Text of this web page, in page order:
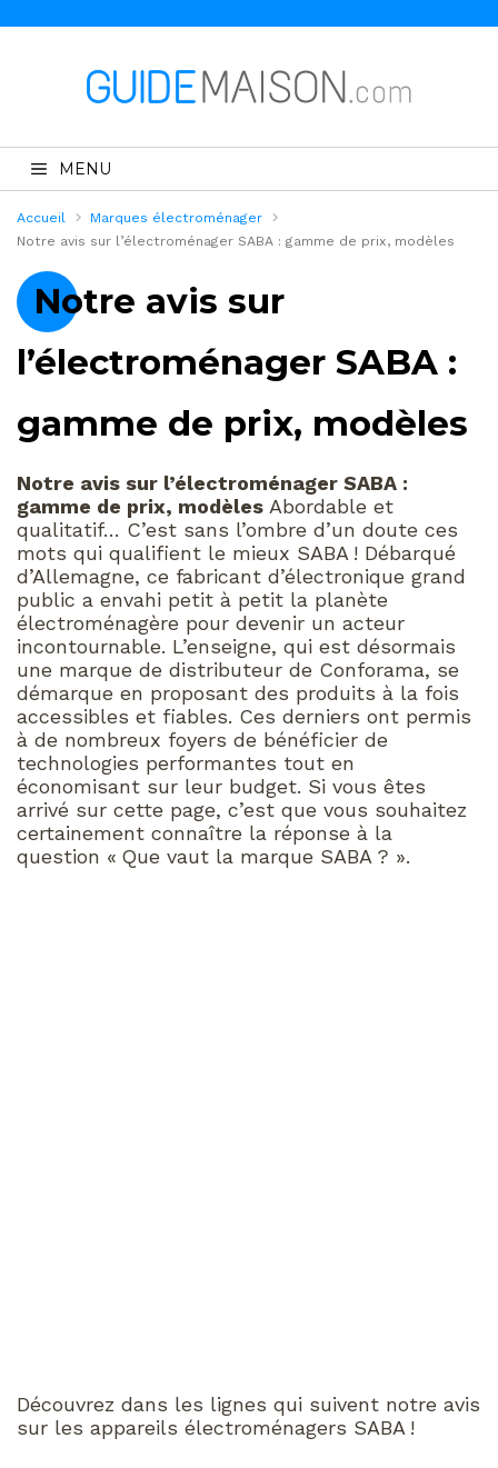
MENU
Accueil
Marques électroménager
Notre avis sur l’électroménager SABA : gamme de prix, modèles
Notre avis sur
l’électroménager SABA :
gamme de prix, modèles
Notre avis sur l’électroménager SABA :
gamme de prix, modèles Abordable et
qualitatif… C’est sans l’ombre d’un doute ces
mots qui qualifient le mieux SABA ! Débarqué
d’Allemagne, ce fabricant d’électronique grand
public a envahi petit à petit la planète
électroménagère pour devenir un acteur
incontournable. L’enseigne, qui est désormais
une marque de distributeur de Conforama, se
démarque en proposant des produits à la fois
accessibles et fiables. Ces derniers ont permis
à de nombreux foyers de bénéficier de
technologies performantes tout en
économisant sur leur budget. Si vous êtes
arrivé sur cette page, c’est que vous souhaitez
certainement connaître la réponse à la
question « Que vaut la marque SABA ? ».
Découvrez dans les lignes qui suivent notre avis
sur les appareils électroménagers SABA !